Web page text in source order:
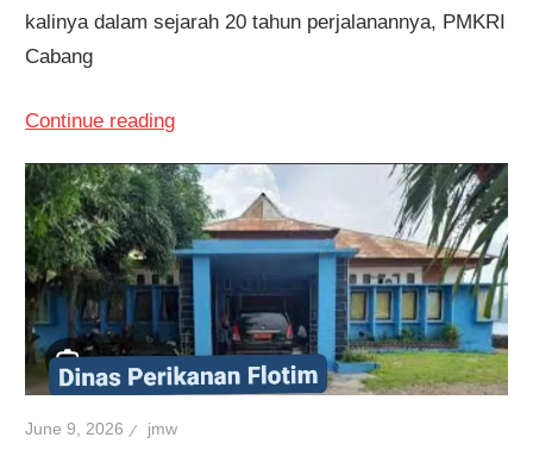
kalinya dalam sejarah 20 tahun perjalanannya, PMKRI
Cabang
Continue reading
June 9, 2026 jmw